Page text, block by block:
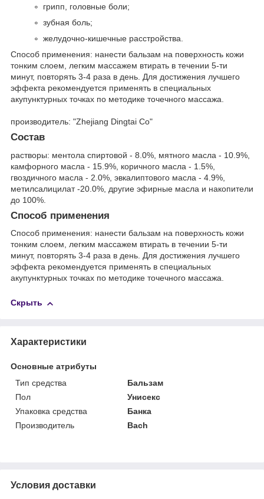
грипп, головные боли;
зубная боль;
желудочно-кишечные расстройства.
Способ применения: нанести бальзам на поверхность кожи
тонким слоем, легким массажем втирать в течении 5-ти
минут, повторять 3-4 раза в день. Для достижения лучшего
эффекта рекомендуется применять в специальных
акупунктурных точках по методике точечного массажа.
производитель: "Zhejiang Dingtai Co"
Состав
растворы: ментола спиртовой - 8.0%, мятного масла - 10.9%,
камфорного масла - 15.9%, коричного масла - 1.5%,
гвоздичного масла - 2.0%, эвкалиптового масла - 4.9%,
метилсалицилат -20.0%, другие эфирные масла и накопители
до 100%.
Способ применения
Способ применения: нанести бальзам на поверхность кожи
тонким слоем, легким массажем втирать в течении 5-ти
минут, повторять 3-4 раза в день. Для достижения лучшего
эффекта рекомендуется применять в специальных
акупунктурных точках по методике точечного массажа.
Скрыть
Характеристики
Основные атрибуты
Тип средства
Бальзам
Пол
Унисекс
Упаковка средства
Банка
Производитель
Bach
Условия доставки